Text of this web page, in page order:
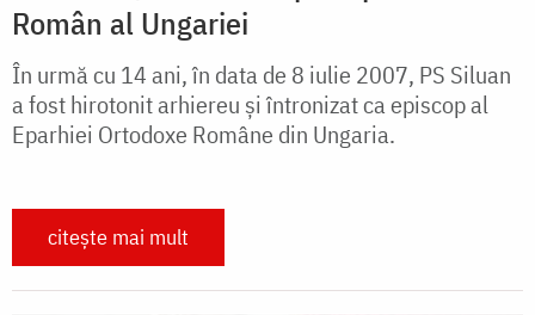
Român al Ungariei
În urmă cu 14 ani, în data de 8 iulie 2007, PS Siluan
a fost hirotonit arhiereu şi întronizat ca episcop al
Eparhiei Ortodoxe Române din Ungaria.
citește mai mult